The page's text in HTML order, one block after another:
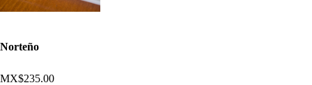
Norteño
MX$235.00